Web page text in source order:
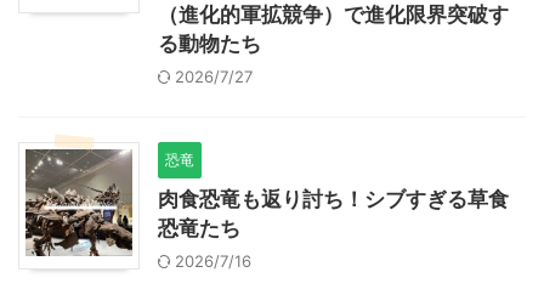
（進化的軍拡競争）で進化限界突破す
る動物たち
2026/7/27
恐竜
肉食恐竜も返り討ち！シブすぎる草食
恐竜たち
2026/7/16